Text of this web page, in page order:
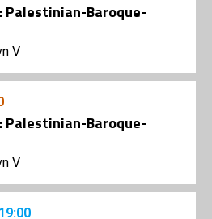
Palestinian-Baroque-
V
Palestinian-Baroque-
V